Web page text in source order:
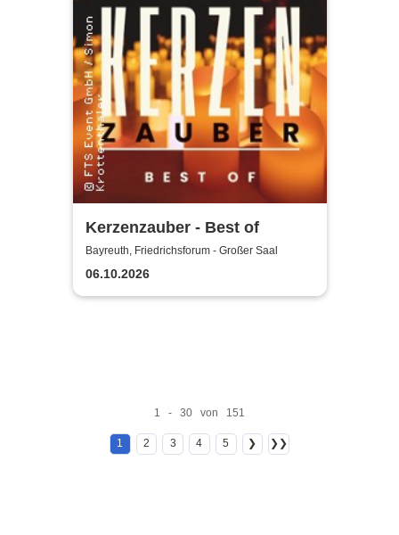
Kerzenzauber - Best of
Bayreuth, Friedrichsforum - Großer Saal
06.10.2026
1 - 30 von 151
1 2 3 4 5 ❯ ❯❯